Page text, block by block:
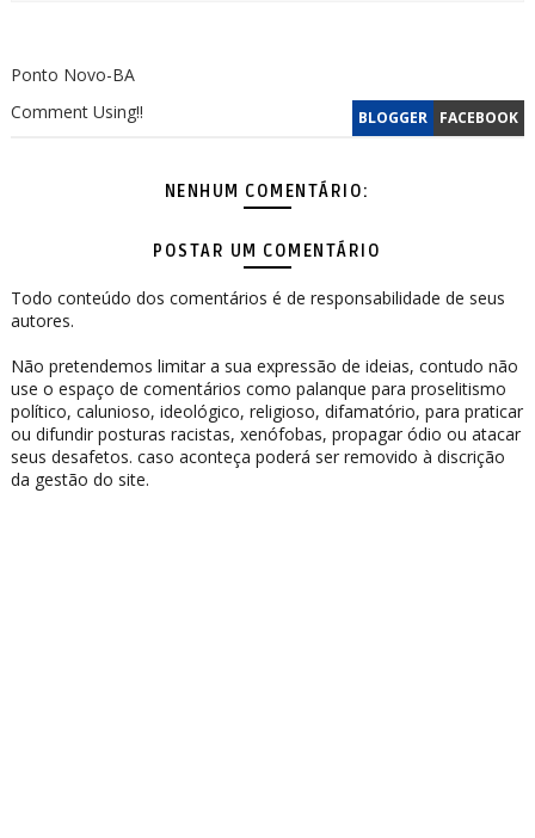
Ponto Novo-BA
BLOGGER FACEBOOK
Comment Using!!
NENHUM COMENTÁRIO:
POSTAR UM COMENTÁRIO
Todo conteúdo dos comentários é de responsabilidade de seus
autores.
Não pretendemos limitar a sua expressão de ideias, contudo não
use o espaço de comentários como palanque para proselitismo
político, calunioso, ideológico, religioso, difamatório, para praticar
ou difundir posturas racistas, xenófobas, propagar ódio ou atacar
seus desafetos. caso aconteça poderá ser removido à discrição
da gestão do site.